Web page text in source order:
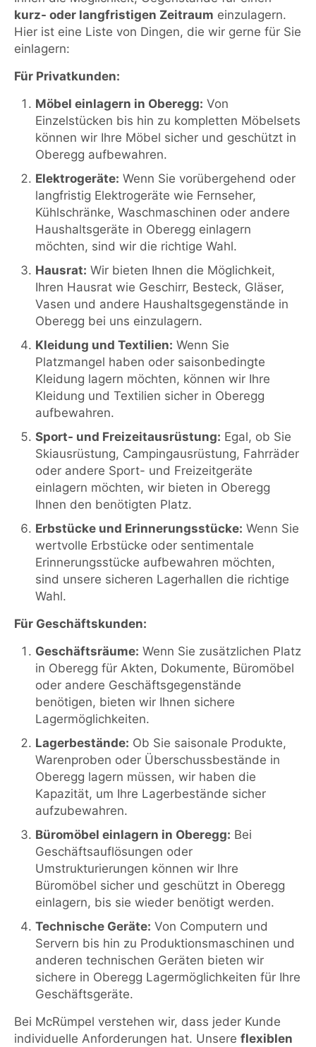
kurz- oder langfristigen Zeitraum einzulagern.
Hier ist eine Liste von Dingen, die wir gerne für Sie
einlagern:
Für Privatkunden:
Möbel einlagern in Oberegg: Von
Einzelstücken bis hin zu kompletten Möbelsets
können wir Ihre Möbel sicher und geschützt in
Oberegg aufbewahren.
Elektrogeräte: Wenn Sie vorübergehend oder
langfristig Elektrogeräte wie Fernseher,
Kühlschränke, Waschmaschinen oder andere
Haushaltsgeräte in Oberegg einlagern
möchten, sind wir die richtige Wahl.
Hausrat: Wir bieten Ihnen die Möglichkeit,
Ihren Hausrat wie Geschirr, Besteck, Gläser,
Vasen und andere Haushaltsgegenstände in
Oberegg bei uns einzulagern.
Kleidung und Textilien: Wenn Sie
Platzmangel haben oder saisonbedingte
Kleidung lagern möchten, können wir Ihre
Kleidung und Textilien sicher in Oberegg
aufbewahren.
Sport- und Freizeitausrüstung: Egal, ob Sie
Skiausrüstung, Campingausrüstung, Fahrräder
oder andere Sport- und Freizeitgeräte
einlagern möchten, wir bieten in Oberegg
Ihnen den benötigten Platz.
Erbstücke und Erinnerungsstücke: Wenn Sie
wertvolle Erbstücke oder sentimentale
Erinnerungsstücke aufbewahren möchten,
sind unsere sicheren Lagerhallen die richtige
Wahl.
Für Geschäftskunden:
Geschäftsräume: Wenn Sie zusätzlichen Platz
in Oberegg für Akten, Dokumente, Büromöbel
oder andere Geschäftsgegenstände
benötigen, bieten wir Ihnen sichere
Lagermöglichkeiten.
Lagerbestände: Ob Sie saisonale Produkte,
Warenproben oder Überschussbestände in
Oberegg lagern müssen, wir haben die
Kapazität, um Ihre Lagerbestände sicher
aufzubewahren.
Büromöbel einlagern in Oberegg: Bei
Geschäftsauflösungen oder
Umstrukturierungen können wir Ihre
Büromöbel sicher und geschützt in Oberegg
einlagern, bis sie wieder benötigt werden.
Technische Geräte: Von Computern und
Servern bis hin zu Produktionsmaschinen und
anderen technischen Geräten bieten wir
sichere in Oberegg Lagermöglichkeiten für Ihre
Geschäftsgeräte.
Bei McRümpel verstehen wir, dass jeder Kunde
individuelle Anforderungen hat. Unsere flexiblen